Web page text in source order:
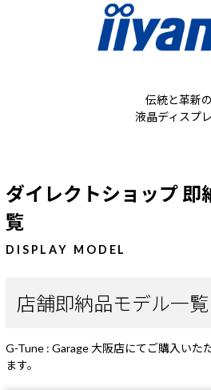
伝統と革新の
液晶ディスプ
ダイレクトショップ 即
覧
DISPLAY MODEL
店舗即納品モデル一覧
G-Tune : Garage 大阪店にてご購入いた
ます。